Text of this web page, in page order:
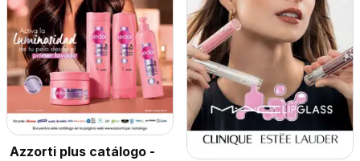
Azzorti plus catálogo -